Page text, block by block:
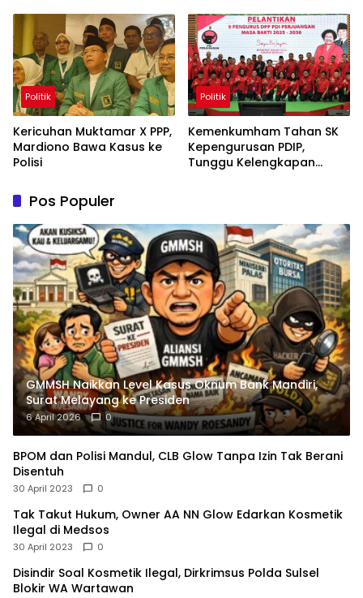
Politik
Kericuhan Muktamar X PPP,
Mardiono Bawa Kasus ke
Polisi
Politik
Kemenkumham Tahan SK
Kepengurusan PDIP,
Tunggu Kelengkapan
Pos Populer
GMMSH Naikkan Level Kasus Oknum Bank Mandiri,
Surat Melayang ke Presiden
6 April 2026 0
BPOM dan Polisi Mandul, CLB Glow Tanpa Izin Tak Berani
Disentuh
30 April 2023 0
Tak Takut Hukum, Owner AA NN Glow Edarkan Kosmetik
Ilegal di Medsos
30 April 2023 0
Disindir Soal Kosmetik Ilegal, Dirkrimsus Polda Sulsel
Blokir WA Wartawan